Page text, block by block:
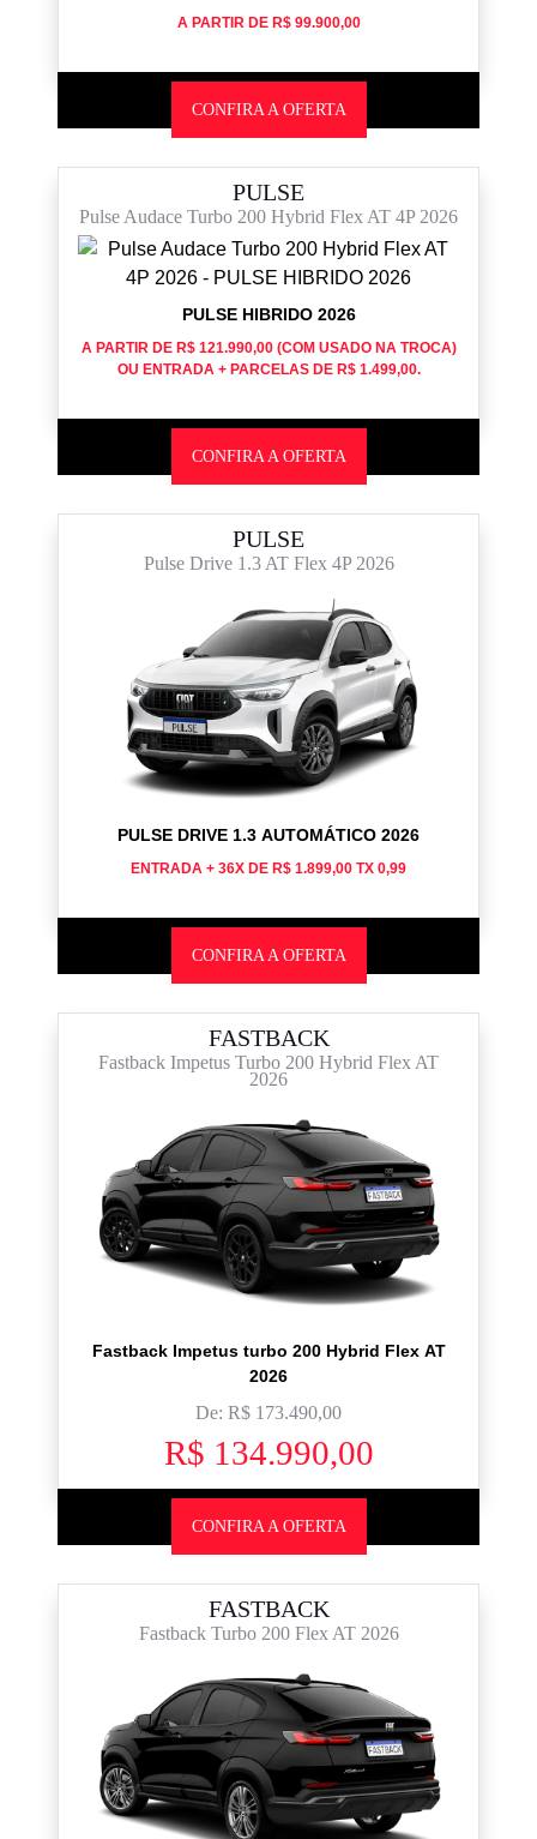
A PARTIR DE R$ 99.900,00
CONFIRA A OFERTA
PULSE
Pulse Audace Turbo 200 Hybrid Flex AT 4P 2026
PULSE HIBRIDO 2026
A PARTIR DE R$ 121.990,00 (COM USADO NA TROCA)
OU ENTRADA + PARCELAS DE R$ 1.499,00.
CONFIRA A OFERTA
PULSE
Pulse Drive 1.3 AT Flex 4P 2026
PULSE DRIVE 1.3 AUTOMÁTICO 2026
ENTRADA + 36X DE R$ 1.899,00 TX 0,99
CONFIRA A OFERTA
FASTBACK
Fastback Impetus Turbo 200 Hybrid Flex AT
2026
Fastback Impetus turbo 200 Hybrid Flex AT
2026
De: R$ 173.490,00
R$ 134.990,00
CONFIRA A OFERTA
FASTBACK
Fastback Turbo 200 Flex AT 2026